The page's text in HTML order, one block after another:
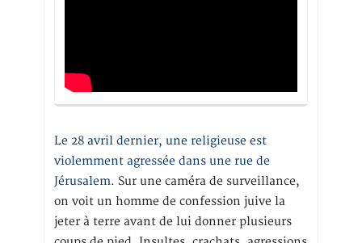
Le 28 avril dernier, une religieuse est
violemment agressée dans une rue de
Jérusalem. Sur une caméra de surveillance,
on voit un homme de confession juive la
jeter à terre avant de lui donner plusieurs